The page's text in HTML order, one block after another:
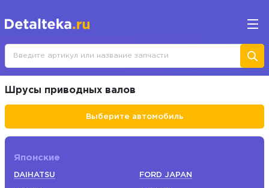
Шрусы приводных валов
Выберите автомобиль
Японские
DAIHATSU FORD JAPAN